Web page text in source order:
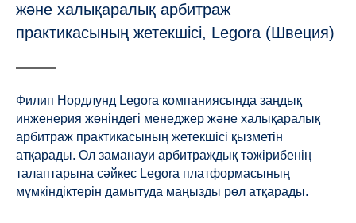
және халықаралық арбитраж
практикасының жетекшісі, Legora (Швеция)
Филип Нордлунд Legora компаниясында заңдық
инженерия жөніндегі менеджер және халықаралық
арбитраж практикасының жетекшісі қызметін
атқарады. Ол заманауи арбитраждық тәжірибенің
талаптарына сәйкес Legora платформасының
мүмкіндіктерін дамытуда маңызды рөл атқарады.